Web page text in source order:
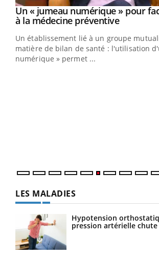
Youtube
Un « jumeau numérique » pour
à la médecine préventiveYoutube
Un établissement lié à un groupe
matière de bilan de santé : l'utilisation
numérique » permet ...
LES MALADIES
Hypotension
pression artérielle